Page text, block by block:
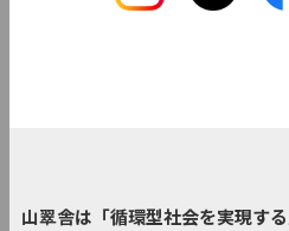
山翠舎は「循環型社会を実現す